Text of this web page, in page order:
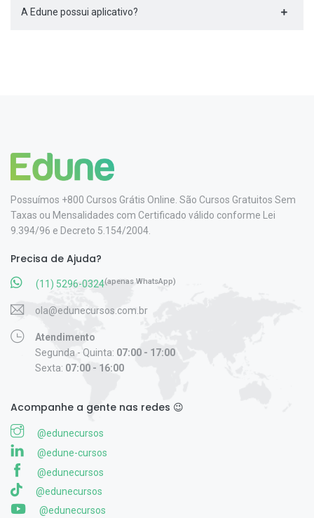
A Edune possui aplicativo?
Possuímos +800 Cursos Grátis Online. São Cursos Gratuitos Sem
Taxas ou Mensalidades com Certificado válido conforme Lei
9.394/96 e Decreto 5.154/2004.
Precisa de Ajuda?
(11) 5296-0324(apenas WhatsApp)
ola@edunecursos.com.br
Atendimento
Segunda - Quinta: 07:00 - 17:00
Sexta: 07:00 - 16:00
Acompanhe a gente nas redes 😉
@edunecursos
@edune-cursos
@edunecursos
@edunecursos
@edunecursos